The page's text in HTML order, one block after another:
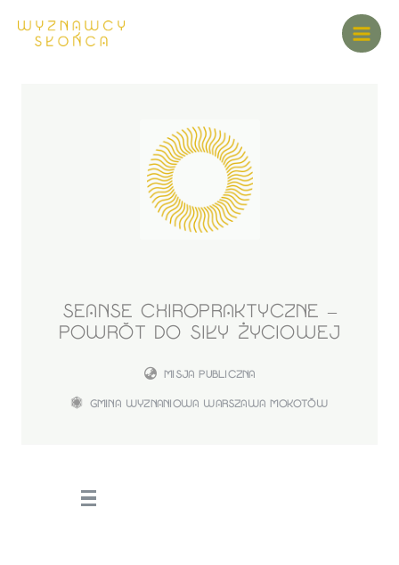
SEANSE CHIROPRAKTYCZNE –
POWRÓT DO SIŁY ŻYCIOWEJ
MISJA PUBLICZNA
GMINA WYZNANIOWA WARSZAWA MOKOTÓW